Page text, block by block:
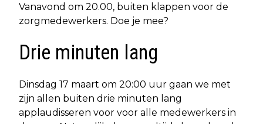
Vanavond om 20.00, buiten klappen voor de
zorgmedewerkers. Doe je mee?
Drie minuten lang
Dinsdag 17 maart om 20:00 uur gaan we met
zijn allen buiten drie minuten lang
applaudisseren voor voor alle medewerkers in